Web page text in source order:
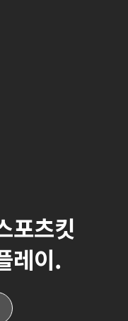
포츠킷
레이.